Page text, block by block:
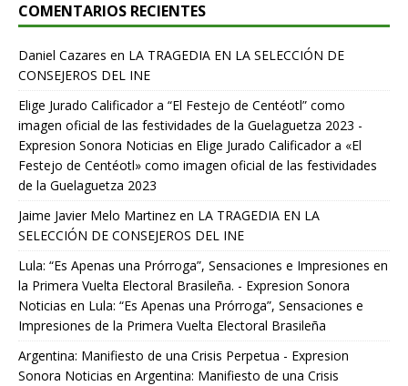
COMENTARIOS RECIENTES
Daniel Cazares en LA TRAGEDIA EN LA SELECCIÓN DE
CONSEJEROS DEL INE
Elige Jurado Calificador a “El Festejo de Centéotl” como
imagen oficial de las festividades de la Guelaguetza 2023 -
Expresion Sonora Noticias en Elige Jurado Calificador a «El
Festejo de Centéotl» como imagen oficial de las festividades
de la Guelaguetza 2023
Jaime Javier Melo Martinez en LA TRAGEDIA EN LA
SELECCIÓN DE CONSEJEROS DEL INE
Lula: “Es Apenas una Prórroga”, Sensaciones e Impresiones en
la Primera Vuelta Electoral Brasileña. - Expresion Sonora
Noticias en Lula: “Es Apenas una Prórroga”, Sensaciones e
Impresiones de la Primera Vuelta Electoral Brasileña
Argentina: Manifiesto de una Crisis Perpetua - Expresion
Sonora Noticias en Argentina: Manifiesto de una Crisis